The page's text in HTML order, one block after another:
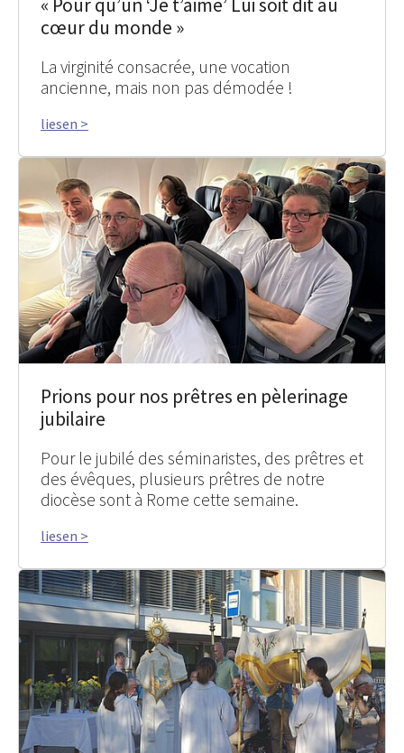
cœur du monde »
La virginité consacrée, une vocation
ancienne, mais non pas démodée !
liesen >
Prions pour nos prêtres en pèlerinage
jubilaire
Pour le jubilé des séminaristes, des prêtres et
des évêques, plusieurs prêtres de notre
diocèse sont à Rome cette semaine.
liesen >